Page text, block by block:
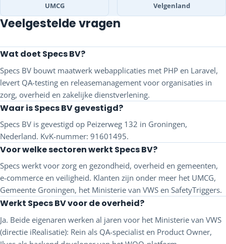
UMCG Velgenland
Veelgestelde vragen
Wat doet Specs BV?
Specs BV bouwt maatwerk webapplicaties met PHP en Laravel,
levert QA-testing en releasemanagement voor organisaties in
zorg, overheid en zakelijke dienstverlening.
Waar is Specs BV gevestigd?
Specs BV is gevestigd op Peizerweg 132 in Groningen,
Nederland. KvK-nummer: 91601495.
Voor welke sectoren werkt Specs BV?
Specs werkt voor zorg en gezondheid, overheid en gemeenten,
e-commerce en veiligheid. Klanten zijn onder meer het UMCG,
Gemeente Groningen, het Ministerie van VWS en SafetyTriggers.
Werkt Specs BV voor de overheid?
Ja. Beide eigenaren werken al jaren voor het Ministerie van VWS
(directie iRealisatie): Rein als QA-specialist en Product Owner,